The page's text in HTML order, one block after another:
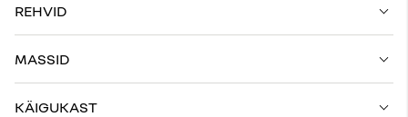
REHVID
MASSID
KÄIGUKAST